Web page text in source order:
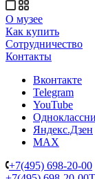
О музее
Как купить
Сотрудничество
Контакты
Вконтакте
Telegram
YouTube
Яндекс.Дзен
MAX
+7(495) 698-20-00